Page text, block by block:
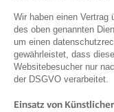
Wir haben einen Vertrag
des oben genannten
um einen
gewährleistet, dass
Websitebesucher nur
der DSGVO verarbeitet.
Einsatz von